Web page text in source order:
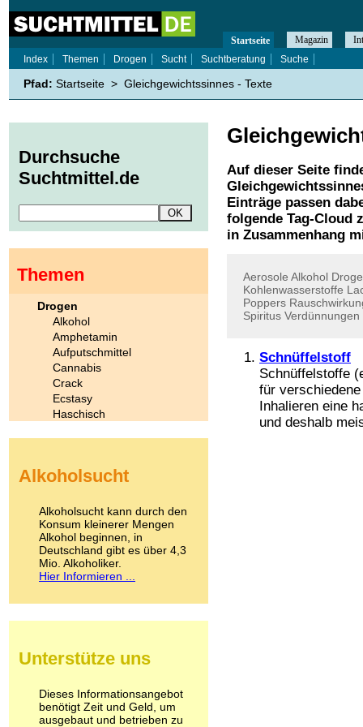
Auf dieser Seite
Einträge passen
folgende Tag-Cloud
in Zusammenhang
Aerosole Alkohol
Kohlenwasserstoffe
Poppers
Spiritus Verdünnungen
Schnüffelstoff
Schnüffelstoffe
für
Inhalieren eine
und deshalb
Startseite Magazin
Index
Themen Drogen Sucht Suchtberatung Suche
Pfad: Startseite > Gleichgewichtssinnes - Texte
Durchsuche
Suchtmittel.de
Themen
Drogen
Alkohol
Amphetamin
Aufputschmittel
Cannabis
Crack
Ecstasy
Haschisch
Kokain
LSD
Marihuana
Medikamente
Meskalin
Metamphetamin
Methadon
Pilze
Psychopharmaka
Schlafmittel
Schmerzmittel
Alkoholsucht
Alkoholsucht kann durch den
Konsum kleinerer Mengen
Alkohol beginnen, in
Deutschland gibt es über 4,3
Mio. Alkoholiker.
Hier Informieren ...
Unterstütze uns
Dieses Informationsangebot
benötigt Zeit und Geld, um
ausgebaut und betrieben zu